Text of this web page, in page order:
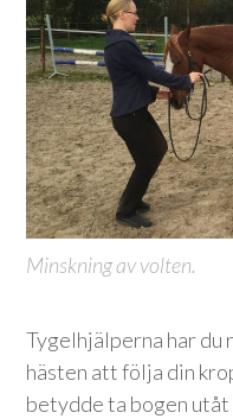
Minskning av volten.
Tygelhjälperna har du
hästen att följa din
betydde ta bogen utåt